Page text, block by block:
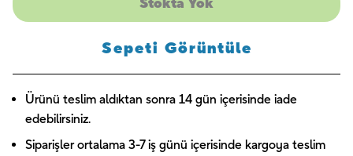
Sepeti Görüntüle
Ürünü teslim aldıktan sonra 14 gün içerisinde iade
edebilirsiniz.
Siparişler ortalama 3-7 iş günü içerisinde kargoya teslim